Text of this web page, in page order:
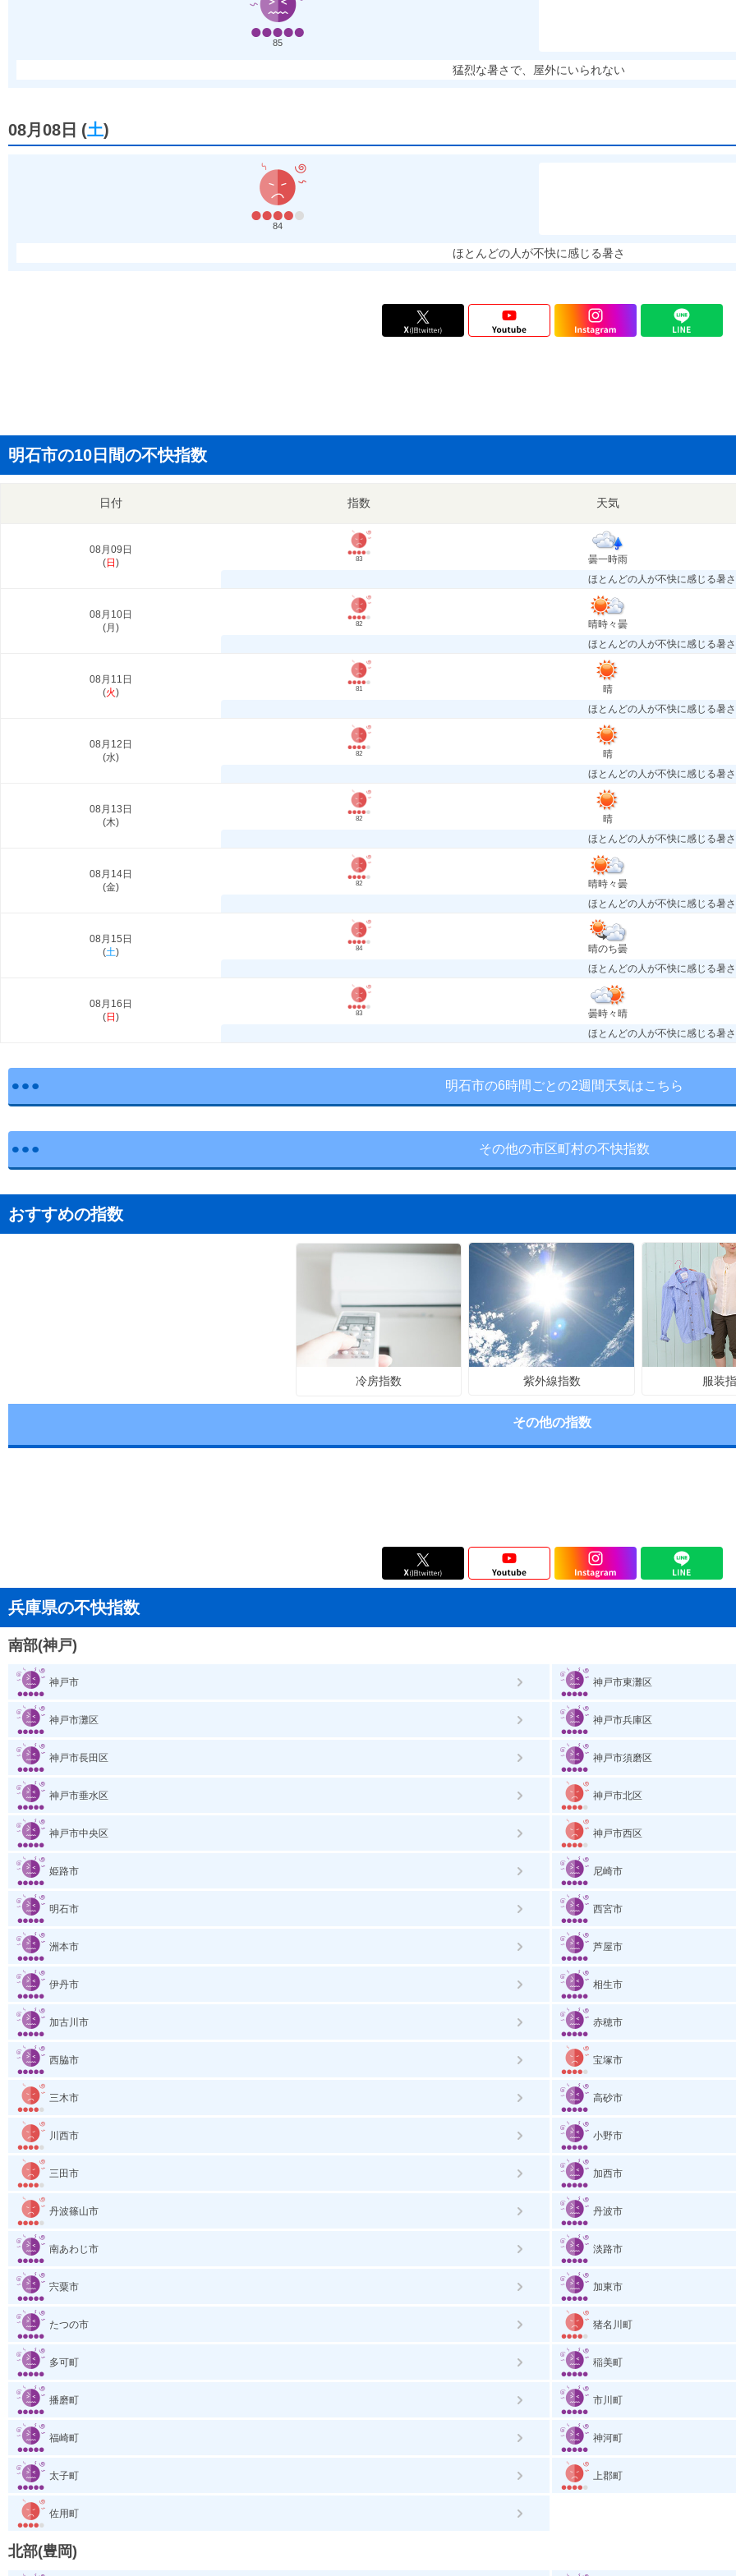
85
猛烈な暑さで、屋外にいられない
08月08日 (土)
84
ほとんどの人が不快に感じる暑さ
明石市の10日間の不快指数
日付 指数 天気
08月09日
(日 ) 83
曇一時雨
ほとんどの人が不快に感じる暑さ
08月10日
(月 ) 82
晴時々曇
ほとんどの人が不快に感じる暑さ
08月11日
(火) 81
晴
ほとんどの人が不快に感じる暑さ
08月12日
(水) 82
晴
ほとんどの人が不快に感じる暑さ
08月13日
(木) 82
晴
ほとんどの人が不快に感じる暑さ
08月14日
(金) 82
晴時々曇
ほとんどの人が不快に感じる暑さ
08月15日
(土) 84
晴のち曇
ほとんどの人が不快に感じる暑さ
08月16日
(日 ) 83
曇時々晴
ほとんどの人が不快に感じる暑さ
明石市の6時間ごとの2週間天気はこちら
その他の市区町村の不快指数
おすすめの指数
冷房指数 紫外線指数 服装
その他の指数
兵庫県の不快指数
南部(神戸)
神戸市 神戸市東灘区
神戸市灘区 神戸市兵庫区
神戸市長田区 神戸市須磨区
神戸市垂水区 神戸市北区
神戸市中央区 神戸市西区
姫路市 尼崎市
明石市 西宮市
洲本市 芦屋市
伊丹市 相生市
加古川市 赤穂市
西脇市 宝塚市
三木市 高砂市
川西市 小野市
三田市 加西市
丹波篠山市 丹波市
南あわじ市 淡路市
宍粟市 加東市
たつの市 猪名川町
多可町 稲美町
播磨町 市川町
福崎町 神河町
太子町 上郡町
佐用町
北部(豊岡)